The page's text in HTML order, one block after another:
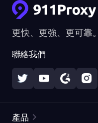
更快、更強、更可靠。
聯絡我們
產品